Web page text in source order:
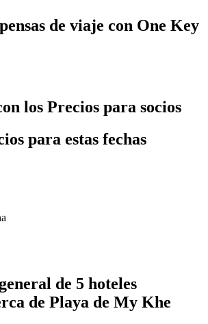
de viaje con One Key
los Precios para socios
para estas fechas
de 5 hoteles
de Playa de My Khe